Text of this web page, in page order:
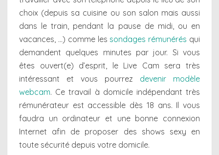
choix (depuis sa cuisine ou son salon mais aussi
dans le train, pendant la pause de midi, ou en
vacances, …) comme les sondages rémunérés qui
demandent quelques minutes par jour. Si vous
êtes ouvert(e) d’esprit, le Live Cam sera très
intéressant et vous pourrez devenir modèle
webcam. Ce travail à domicile indépendant très
rémunérateur est accessible dès 18 ans. Il vous
faudra un ordinateur et une bonne connexion
Internet afin de proposer des shows sexy en
toute sécurité depuis votre domicile.